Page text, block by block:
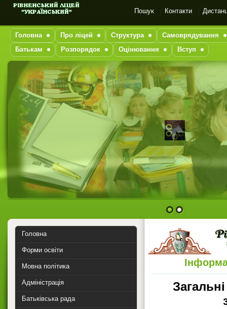
Пошук Контакти
Головна Про ліцей Структура
Самоврядування
Батькам
Розпорядок Оцінювання Вступ
1 2
Головна
Форми освіти
Мовна політика
Адміністрація
Батьківська рада